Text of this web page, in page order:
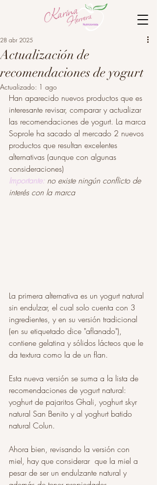
Actualización de
recomendaciones de yogurt
28 abr 2025
Actualizado: 1 ago
Han aparecido nuevos productos que es
interesante revisar, comparar y actualizar
las recomendaciones de yogurt. La marca
Soprole ha sacado al mercado 2 nuevos
productos que resultan excelentes
alternativas (aunque con algunas
consideraciones)
Importante: no existe ningún conflicto de
interés con la marca
La primera alternativa es un yogurt natural
sin endulzar, el cual solo cuenta con 3
ingredientes, y en su versión tradicional
(en su etiquetado dice "aflanado"),
contiene gelatina y sólidos lácteos que le
da textura como la de un flan.
Esta nueva versión se suma a la lista de
recomendaciones de yogurt natural:
yoghurt de pajaritos Ghali, yoghurt skyr
natural San Benito y al yoghurt batido
natural Colun.
Ahora bien, revisando la versión con
miel, hay que considerar  que la miel a
pesar de ser un endulzante natural y